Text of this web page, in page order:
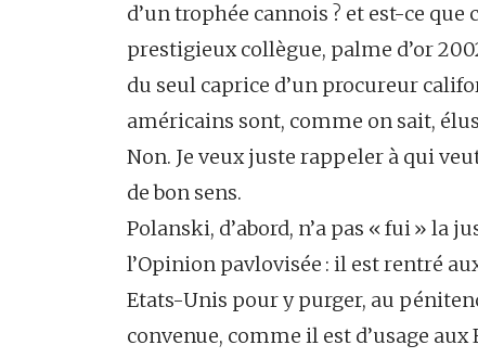
d’un trophée cannois ? et est-ce que
prestigieux collègue, palme d’or
du seul caprice d’un procureur
américains sont, comme on sait,
Non. Je veux juste rappeler à qui
de bon sens.
Polanski, d’abord, n’a pas « fui »
l’Opinion pavlovisée : il est rentré
Etats-Unis pour y purger, au
convenue, comme il est d’usage